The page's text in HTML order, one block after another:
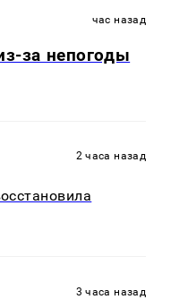
час назад
за непогоды
2 часа назад
3 часа назад